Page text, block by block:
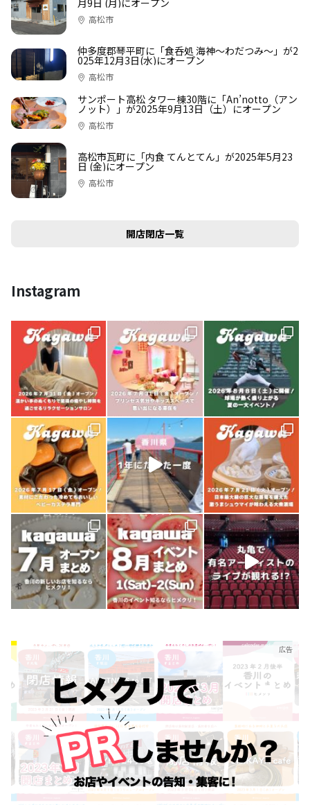
月9日 (月)にオープン
高松市
仲多度郡琴平町に「食呑処 海神～わだつみ～」が2
025年12月3日(水)にオープン
高松市
サンポート高松 タワー棟30階に「An’notto（アン
ノット）」が2025年9月13日（土）にオープン
高松市
高松市瓦町に「内食 てんとてん」が2025年5月23
日 (金)にオープン
高松市
開店閉店一覧
Instagram